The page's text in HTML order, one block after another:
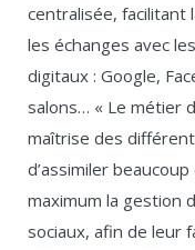
centralisée, facilitant
les échanges avec
digitaux : Google,
salons… « Le métier
maîtrise des
d’assimiler
maximum la gestion
sociaux, afin de leur